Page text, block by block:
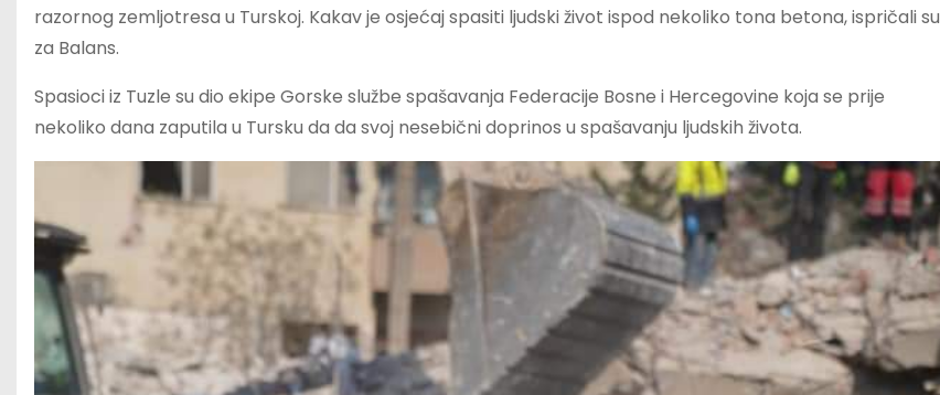
razornog zemljotresa u Turskoj. Kakav je osjećaj spasiti ljudski život ispod nekoliko tona betona, ispričali su
za Balans.
Spasioci iz Tuzle su dio ekipe Gorske službe spašavanja Federacije Bosne i Hercegovine koja se prije
nekoliko dana zaputila u Tursku da da svoj nesebični doprinos u spašavanju ljudskih života.